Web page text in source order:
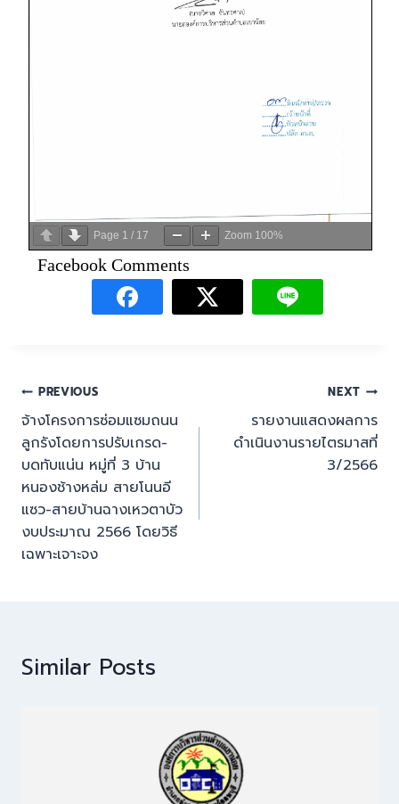
Page 1 / 17 Zoom 100%
Facebook Comments
PREVIOUS
จ้างโครงการซ่อมแซมถนน
ลูกรังโดยการปรับเกรด-
บดทับแน่น หมู่ที่ 3 บ้าน
หนองช้างหล่ม สายโนนอี
แซว-สายบ้านฉางเหวตาบัว
งบประมาณ 2566 โดยวิธี
เฉพาะเจาะจง
NEXT
รายงานแสดงผลการ
ดำเนินงานรายไตรมาสที่
3/2566
Similar Posts